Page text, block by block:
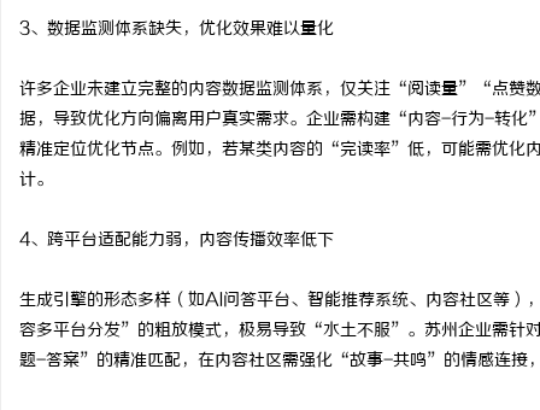
3、数据监测体系缺失，优化效果难以量化
许多企业未建立完整的内容数据监测体系，仅关注“阅读量”“点
据，导致优化方向偏离用户真实需求。企业需构建“内容-行为-转
精准定位优化节点。例如，若某类内容的“完读率”低，可能需优
计。
4、跨平台适配能力弱，内容传播效率低下
生成引擎的形态多样（如AI问答平台、智能推荐系统、内容社区等
容多平台分发”的粗放模式，极易导致“水土不服”。苏州企业需针
题-答案”的精准匹配，在内容社区需强化“故事-共鸣”的情感连接